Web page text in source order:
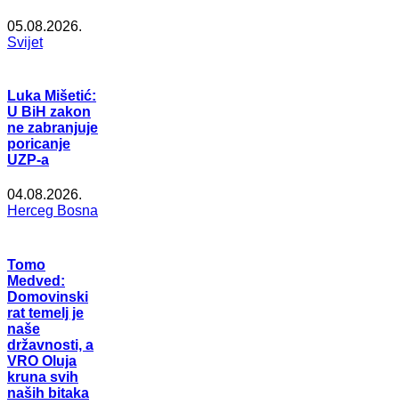
05.08.2026.
Svijet
Luka Mišetić:
U BiH zakon
ne zabranjuje
poricanje
UZP-a
04.08.2026.
Herceg Bosna
Tomo
Medved:
Domovinski
rat temelj je
naše
državnosti, a
VRO Oluja
kruna svih
naših bitaka